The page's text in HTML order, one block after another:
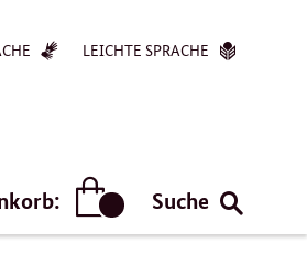
LEICHTE SPRACHE
Artikel
Suche